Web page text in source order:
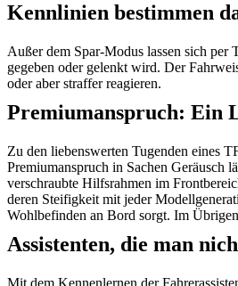
Kennlinien bestimmen
Außer dem Spar-Modus lassen sich per
gegeben oder gelenkt wird. Der
oder aber straffer reagieren.
Premiumanspruch: Ein
Zu den liebenswerten Tugenden eines
Premiumanspruch in Sachen Geräusch
verschraubte Hilfsrahmen im
deren Steifigkeit mit jeder
Wohlbefinden an Bord sorgt. Im
Assistenten, die man
Mit dem Kennenlernen der